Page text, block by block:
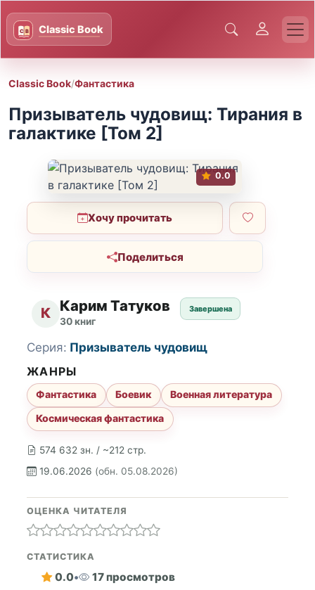
Classic Book/Фантастика
Призыватель чудовищ: Тирания в
галактике [Том 2]
0.0
Хочу прочитать
Поделиться
К Карим Татуков
30 книг
Завершена
574 632 зн. / ~212 стр.
19.06.2026 (обн. 05.08.2026)
Серия: Призыватель чудовищ
ЖАНРЫ
Фантастика Боевик
Военная литература
Космическая фантастика
ОЦЕНКА ЧИТАТЕЛЯ
СТАТИСТИКА
0.0• 17 просмотров